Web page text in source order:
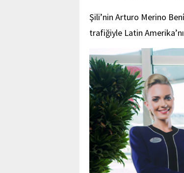
Şili’nin Arturo Merino
trafiğiyle Latin